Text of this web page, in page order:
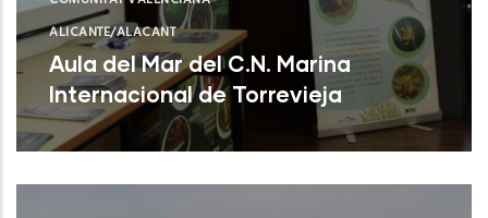
ALICANTE/ALACANT
Aula del Mar del C.N. Marina
Internacional de Torrevieja
Torrevieja (Alicante)